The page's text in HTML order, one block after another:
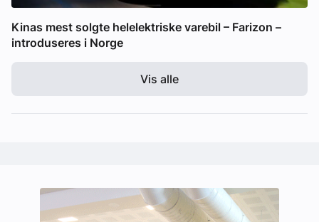
Kinas mest solgte helelektriske varebil – Farizon –
introduseres i Norge
Vis alle